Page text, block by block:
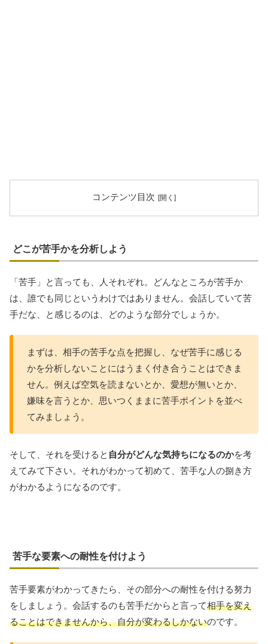
コンテンツ目次
どこが苦手かを分析しよう
「苦手」と言っても、人それぞれ。どんなところが苦手か
は、誰でも同じというわけではありません。会話していて苦
手だな、と感じるのは、どのような部分でしょうか。
まずは、相手の苦手な点を把握し、なぜ苦手に感じる
かを分析しないことにはうまく付き合うことはできま
せん。例えば空気を読まないとか、愛想が無いとか、
嫌味を言うとか、思いつくままに苦手ポイントを並べ
てみましょう。
そして、それを受けると 自分がどんな気持ちになるのかを考
えてみて下さい。それがわかって初めて、苦手な人の捌き方
がわかるようになるのです。
苦手な要素への耐性を付けよう
苦手要素がわかってきたら、その部分への耐性を付ける努力
をしましょう。会話するのも苦手だからと言って相手を変え
ることはできませんから、自分が変わるしかないのです。